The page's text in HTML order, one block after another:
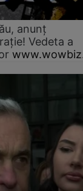
anunț
Vedeta a